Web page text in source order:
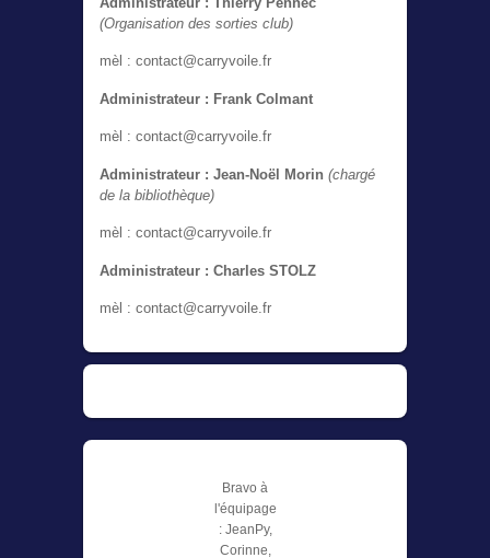
(Organisation des sorties club)
mèl : contact@carryvoile.fr
Administrateur : Frank Colmant
mèl : contact@carryvoile.fr
Administrateur : Jean-Noël Morin (chargé
de la bibliothèque)
mèl : contact@carryvoile.fr
Administrateur : Charles STOLZ
mèl : contact@carryvoile.fr
Bravo à
l'équipage
: JeanPy,
Corinne,